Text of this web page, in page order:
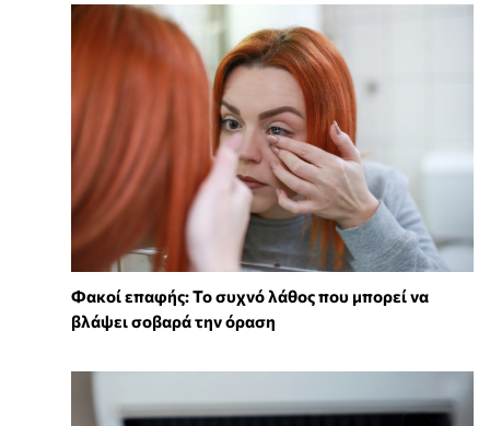
Φακοί επαφής: Το συχνό λάθος που μπορεί να
βλάψει σοβαρά την όραση